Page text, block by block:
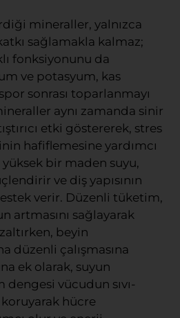
mineraller, yalnızca
sağlamakla kalmaz;
fonksiyonunu da
ve potasyum, kas
sonrası toparlanmayı
aynı zamanda sinir
etki göstererek, stres
hafiflemesine yardımcı
bir maden suyu,
ve diş yapısının
verir. Düzenli tüketim,
artmasını sağlayarak
beyin
düzenli çalışmasına
ek olarak, suyun
vücudun sıvı-
hücre